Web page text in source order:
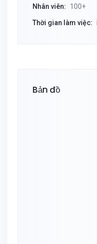
Nhân viên: 100+
Thời gian làm việc:
Bản đồ